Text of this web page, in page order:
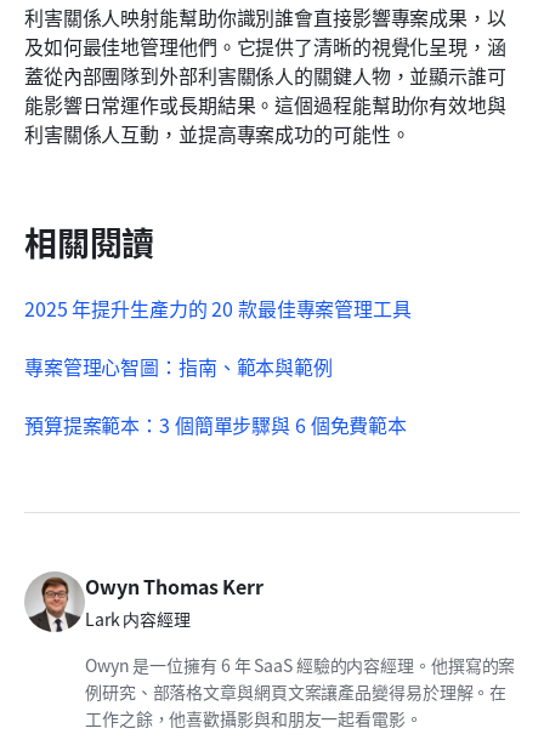
利害關係人映射能幫助你識別誰會直接影響專案成果，以
及如何最佳地管理他們。它提供了清晰的視覺化呈現，涵
蓋從內部團隊到外部利害關係人的關鍵人物，並顯示誰可
能影響日常運作或長期結果。這個過程能幫助你有效地與
利害關係人互動，並提高專案成功的可能性。
相關閱讀
2025 年提升生產力的 20 款最佳專案管理工具
專案管理心智圖：指南、範本與範例
預算提案範本：3 個簡單步驟與 6 個免費範本
Owyn Thomas Kerr
Lark 内容經理
Owyn 是一位擁有 6 年 SaaS 經驗的内容經理。他撰寫的案
例研究、部落格文章與網頁文案讓產品變得易於理解。在
工作之餘，他喜歡攝影與和朋友一起看電影。